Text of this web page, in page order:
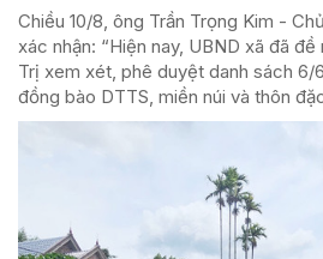
Chiều 10/8, ông Trần Trọng Kim -
xác nhận: “Hiện nay, UBND xã đã
Trị xem xét, phê duyệt danh sách 6/
đồng bào DTTS, miền núi và thôn